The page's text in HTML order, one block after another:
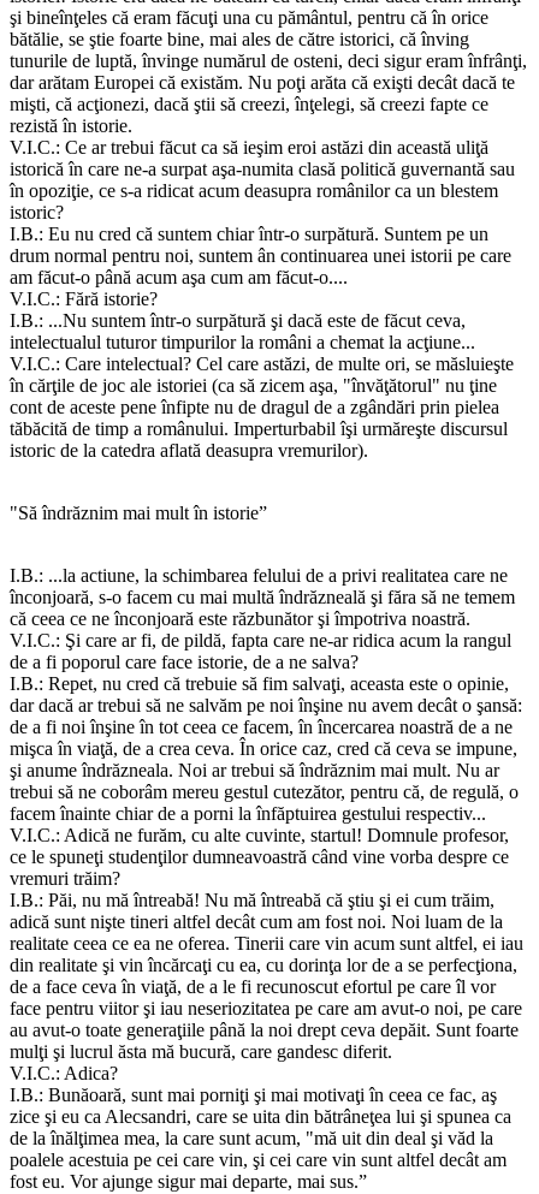
şi bineînţeles că eram făcuţi una cu pământul, pentru că în orice
bătălie, se ştie foarte bine, mai ales de către istorici, că înving
tunurile de luptă, învinge numărul de osteni, deci sigur eram înfrânţi,
dar arătam Europei că existăm. Nu poţi arăta că exişti decât dacă te
mişti, că acţionezi, dacă ştii să creezi, înţelegi, să creezi fapte ce
rezistă în istorie.
V.I.C.: Ce ar trebui făcut ca să ieşim eroi astăzi din această uliţă
istorică în care ne-a surpat aşa-numita clasă politică guvernantă sau
în opoziţie, ce s-a ridicat acum deasupra românilor ca un blestem
istoric?
I.B.: Eu nu cred că suntem chiar într-o surpătură. Suntem pe un
drum normal pentru noi, suntem ân continuarea unei istorii pe care
am făcut-o până acum aşa cum am făcut-o....
V.I.C.: Fără istorie?
I.B.: ...Nu suntem într-o surpătură şi dacă este de făcut ceva,
intelectualul tuturor timpurilor la români a chemat la acţiune...
V.I.C.: Care intelectual? Cel care astăzi, de multe ori, se măsluieşte
în cărţile de joc ale istoriei (ca să zicem aşa, "învăţătorul" nu ţine
cont de aceste pene înfipte nu de dragul de a zgândări prin pielea
tăbăcită de timp a românului. Imperturbabil îşi urmăreşte discursul
istoric de la catedra aflată deasupra vremurilor).
"Să îndrăznim mai mult în istorie”
I.B.: ...la actiune, la schimbarea felului de a privi realitatea care ne
înconjoară, s-o facem cu mai multă îndrăzneală şi făra să ne temem
că ceea ce ne înconjoară este răzbunător şi împotriva noastră.
V.I.C.: Şi care ar fi, de pildă, fapta care ne-ar ridica acum la rangul
de a fi poporul care face istorie, de a ne salva?
I.B.: Repet, nu cred că trebuie să fim salvaţi, aceasta este o opinie,
dar dacă ar trebui să ne salvăm pe noi înşine nu avem decât o şansă:
de a fi noi înşine în tot ceea ce facem, în încercarea noastră de a ne
mişca în viaţă, de a crea ceva. În orice caz, cred că ceva se impune,
şi anume îndrăzneala. Noi ar trebui să îndrăznim mai mult. Nu ar
trebui să ne coborâm mereu gestul cutezător, pentru că, de regulă, o
facem înainte chiar de a porni la înfăptuirea gestului respectiv...
V.I.C.: Adică ne furăm, cu alte cuvinte, startul! Domnule profesor,
ce le spuneţi studenţilor dumneavoastră când vine vorba despre ce
vremuri trăim?
I.B.: Păi, nu mă întreabă! Nu mă întreabă că ştiu şi ei cum trăim,
adică sunt nişte tineri altfel decât cum am fost noi. Noi luam de la
realitate ceea ce ea ne oferea. Tinerii care vin acum sunt altfel, ei iau
din realitate şi vin încărcaţi cu ea, cu dorinţa lor de a se perfecţiona,
de a face ceva în viaţă, de a le fi recunoscut efortul pe care îl vor
face pentru viitor şi iau neseriozitatea pe care am avut-o noi, pe care
au avut-o toate generaţiile până la noi drept ceva depăit. Sunt foarte
mulţi şi lucrul ăsta mă bucură, care gandesc diferit.
V.I.C.: Adica?
I.B.: Bunăoară, sunt mai porniţi şi mai motivaţi în ceea ce fac, aş
zice şi eu ca Alecsandri, care se uita din bătrâneţea lui şi spunea ca
de la înălţimea mea, la care sunt acum, "mă uit din deal şi văd la
poalele acestuia pe cei care vin, şi cei care vin sunt altfel decât am
fost eu. Vor ajunge sigur mai departe, mai sus.”